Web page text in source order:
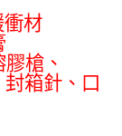
衝材
槍、
封箱針、口